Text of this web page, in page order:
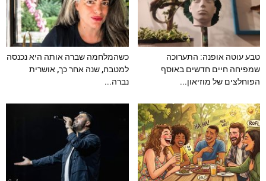
טבע עוטה אופנה: התערוכה
שמפיחה חיים חדשים באוסף
הפוחלצים של מוזיאון...
כשהמלחמה שברה אותה היא נכנסה
למטבח, שנה אחר כך, אושרית
נברה...